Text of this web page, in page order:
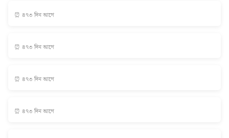
⏰ ৪৭৩ দিন আগে
⏰ ৪৭৩ দিন আগে
⏰ ৪৭৩ দিন আগে
⏰ ৪৭৩ দিন আগে